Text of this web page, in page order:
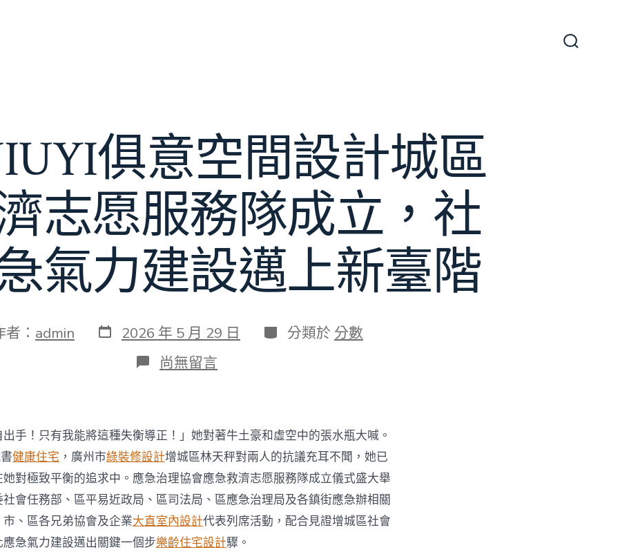
俱意空間設計城區
志愿服務隊成立，社
氣力建設邁上新臺階
者： admin 發
表
2026 年 5 月 29 日 分
類
分類於 分數
在
〈廣
俱
意
空
間
設
計
城
區
應
尚無留言
出手！只有我能將這種失衡導正！」她對著牛土豪和虛空中的張水瓶大喊。
健康住宅 ，廣州市綠裝修設計增城區林天秤對兩人的抗議充耳不聞，她已
對極致平衡的追求中。應急治理協會應急救濟志愿服務隊成立儀式盛大舉
會任務部、區平易近政局、區司法局、區應急治理局及各鎮街應急辦相關
、區各兄弟協會及企業大直室內設計代表列席活動，配合見證增城區社會
應急氣力建設邁出關鍵一個步樂齡住宅設計驟。